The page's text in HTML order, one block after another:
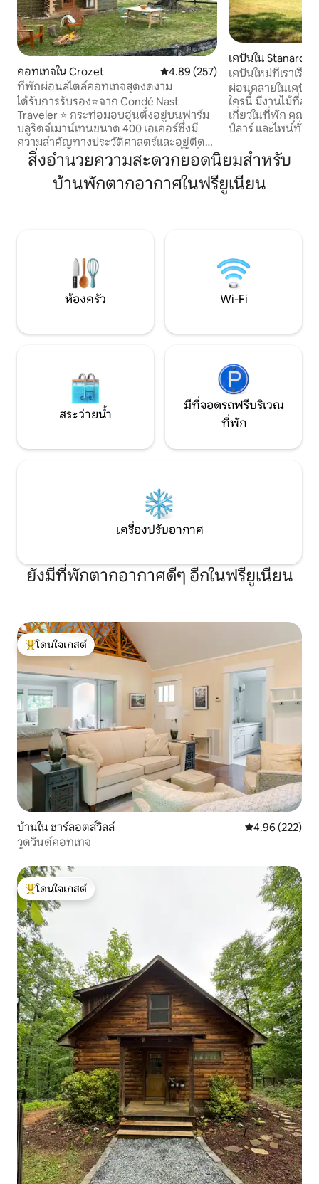
คอทเทจใน Crozet คะแนนเฉลี่ย 4.89 จาก 5, 257 รีวิว
4.89 (257)
ที่พักผ่อนสไตล์คอทเทจสุดงดงาม
ได้รับการรับรอง⭐️จาก Condé Nast
Traveler ⭐️ กระท่อมอบอุ่นตั้งอยู่บนฟาร์ม
บลูริดจ์เมาน์เทนขนาด 400 เอเคอร์ซึ่งมี
ความสำคัญทางประวัติศาสตร์และอยู่ติด
กับอุทยานแห่งชาติเชอนันโดห์ ทุกพื้นที่
ภายในกระท่อมที่อบอุ่นนี้ได้รับการ
ออกแบบอย่างสร้างสรรค์ด้วยเสน่ห์ที่ไม่
เสียงมากมายในเวอร์จิเนียตอนกลาง รวมถึง
การขับรถชมวิวและเส้นทางเดินป่า
เคบินใน
เคบินใหม่ที่เราเรีย
ผ่อนคลายในเคบิน
ใครนี้ มีงานไม้ที่สร้
เกี่ยวในที่พัก คุณจะ
ป์ลาร์ และไพน์ทั่วทั้
สำหรับการพักผ่อน
เคบินมี Wi-Fi และ
ไหม? คุณอยู่ห่างจ
สิ่งอำนวยความสะดวกยอดนิยมสำหรับ
บ้านพักตากอากาศในฟรียูเนียน
ห้องครัว Wi-Fi
สระว่ายน้ำ
มีที่จอดรถฟรีบริเวณ
ที่พัก
เครื่องปรับอากาศ
ยังมีที่พักตากอากาศดีๆ อีกในฟรียูเนียน
โดนใจเกสต์ที่สุด
โดนใจเกสต์
บ้านใน ชาร์ลอตส์วิลล์ คะแนนเฉลี่ย
4.96 (222)
วูดวินด์คอทเทจ
โดนใจเกสต์ที่สุด
โดนใจเกสต์